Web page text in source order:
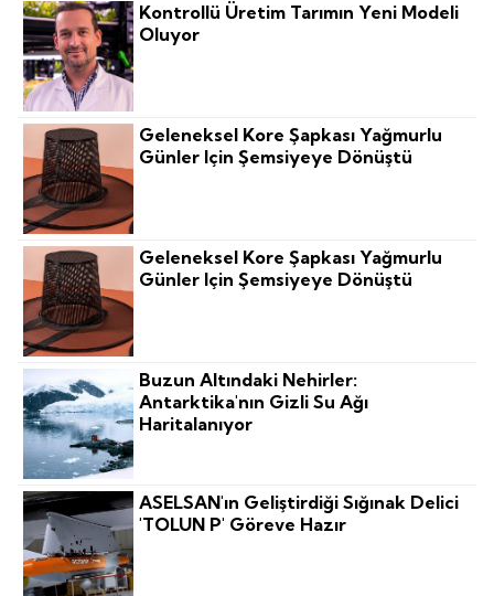
Kontrollü Üretim Tarımın Yeni Modeli
Oluyor
Geleneksel Kore Şapkası Yağmurlu
Günler Için Şemsiyeye Dönüştü
Geleneksel Kore Şapkası Yağmurlu
Günler Için Şemsiyeye Dönüştü
Buzun Altındaki Nehirler:
Antarktika'nın Gizli Su Ağı
Haritalanıyor
ASELSAN'ın Geliştirdiği Sığınak Delici
'TOLUN P' Göreve Hazır